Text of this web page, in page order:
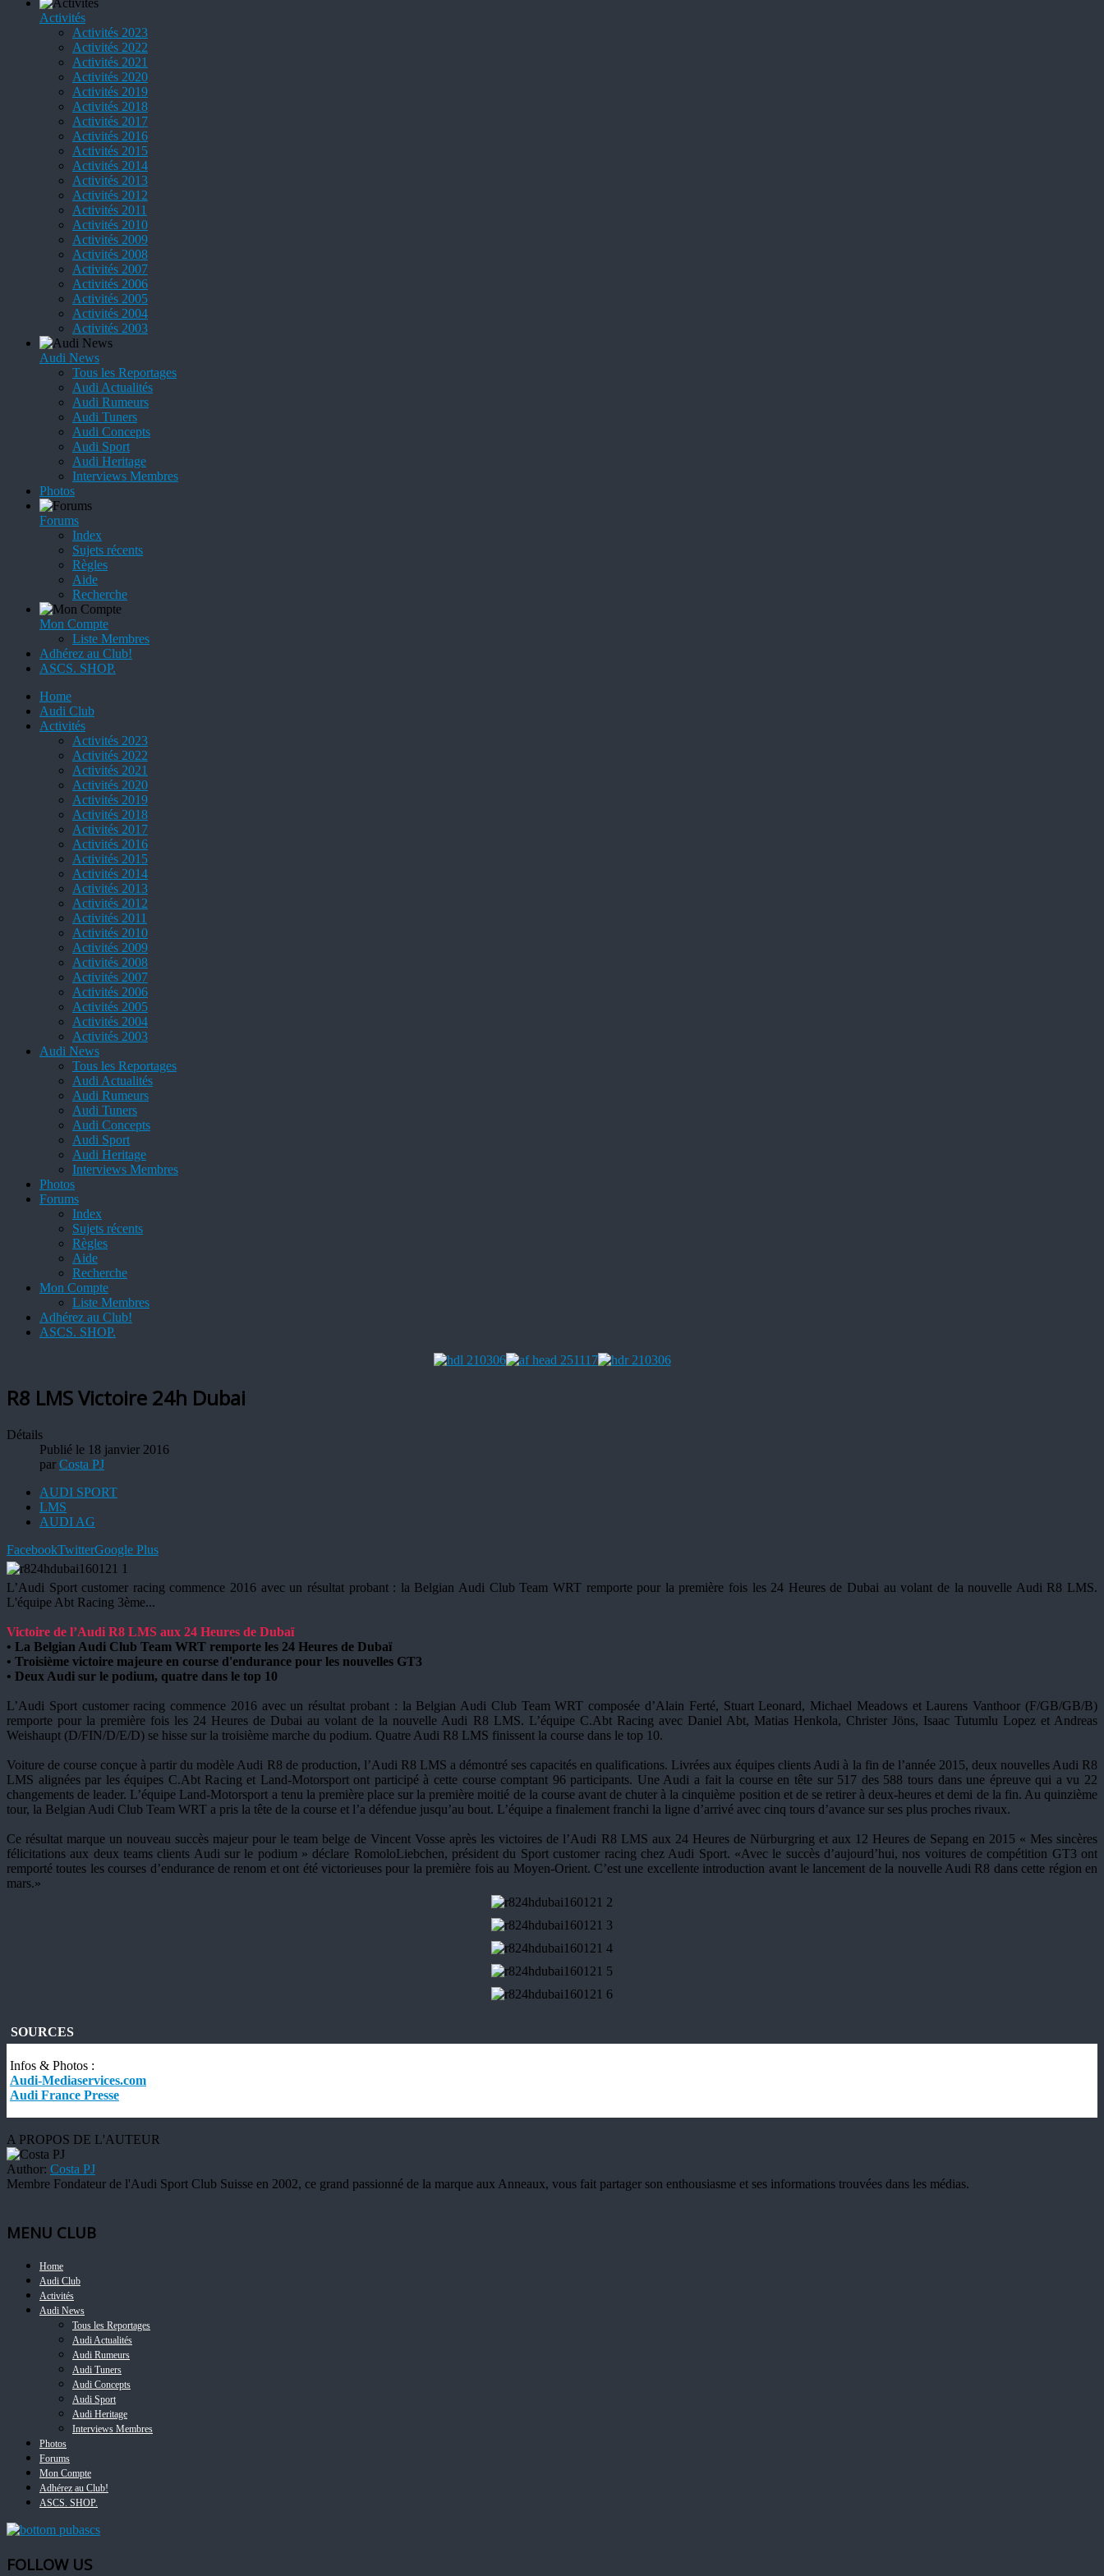
Activités
Activités 2023
Activités 2022
Activités 2021
Activités 2020
Activités 2019
Activités 2018
Activités 2017
Activités 2016
Activités 2015
Activités 2014
Activités 2013
Activités 2012
Activités 2011
Activités 2010
Activités 2009
Activités 2008
Activités 2007
Activités 2006
Activités 2005
Activités 2004
Activités 2003
Audi News
Tous les Reportages
Audi Actualités
Audi Rumeurs
Audi Tuners
Audi Concepts
Audi Sport
Audi Heritage
Interviews Membres
Photos
Forums
Index
Sujets récents
Règles
Aide
Recherche
Mon Compte
Liste Membres
Adhérez au Club!
ASCS. SHOP.
Home
Audi Club
Activités
Activités 2023
Activités 2022
Activités 2021
Activités 2020
Activités 2019
Activités 2018
Activités 2017
Activités 2016
Activités 2015
Activités 2014
Activités 2013
Activités 2012
Activités 2011
Activités 2010
Activités 2009
Activités 2008
Activités 2007
Activités 2006
Activités 2005
Activités 2004
Activités 2003
Audi News
Tous les Reportages
Audi Actualités
Audi Rumeurs
Audi Tuners
Audi Concepts
Audi Sport
Audi Heritage
Interviews Membres
Photos
Forums
Index
Sujets récents
Règles
Aide
Recherche
Mon Compte
Liste Membres
Adhérez au Club!
ASCS. SHOP.
R8 LMS Victoire 24h Dubai
Détails
Publié le 18 janvier 2016
par Costa PJ
AUDI SPORT
LMS
AUDI AG
FacebookTwitterGoogle Plus
L’Audi Sport customer racing commence 2016 avec un résultat probant : la Belgian Audi Club Team WRT remporte pour la première fois les 24 Heures de Dubai au volant de la nouvelle Audi R8 LMS.
L'équipe Abt Racing 3ème...
Victoire de l’Audi R8 LMS aux 24 Heures de Dubaï
• La Belgian Audi Club Team WRT remporte les 24 Heures de Dubaï
• Troisième victoire majeure en course d'endurance pour les nouvelles GT3
• Deux Audi sur le podium, quatre dans le top 10
L’Audi Sport customer racing commence 2016 avec un résultat probant : la Belgian Audi Club Team WRT composée d’Alain Ferté, Stuart Leonard, Michael Meadows et Laurens Vanthoor (F/GB/GB/B)
remporte pour la première fois les 24 Heures de Dubai au volant de la nouvelle Audi R8 LMS. L’équipe C.Abt Racing avec Daniel Abt, Matias Henkola, Christer Jöns, Isaac Tutumlu Lopez et Andreas
Weishaupt (D/FIN/D/E/D) se hisse sur la troisième marche du podium. Quatre Audi R8 LMS finissent la course dans le top 10.
Voiture de course conçue à partir du modèle Audi R8 de production, l’Audi R8 LMS a démontré ses capacités en qualifications. Livrées aux équipes clients Audi à la fin de l’année 2015, deux nouvelles Audi R8
LMS alignées par les équipes C.Abt Racing et Land-Motorsport ont participé à cette course comptant 96 participants. Une Audi a fait la course en tête sur 517 des 588 tours dans une épreuve qui a vu 22
changements de leader. L’équipe Land-Motorsport a tenu la première place sur la première moitié de la course avant de chuter à la cinquième position et de se retirer à deux-heures et demi de la fin. Au quinzième
tour, la Belgian Audi Club Team WRT a pris la tête de la course et l’a défendue jusqu’au bout. L’équipe a finalement franchi la ligne d’arrivé avec cinq tours d’avance sur ses plus proches rivaux.
Ce résultat marque un nouveau succès majeur pour le team belge de Vincent Vosse après les victoires de l’Audi R8 LMS aux 24 Heures de Nürburgring et aux 12 Heures de Sepang en 2015 « Mes sincères
félicitations aux deux teams clients Audi sur le podium » déclare RomoloLiebchen, président du Sport customer racing chez Audi Sport. «Avec le succès d’aujourd’hui, nos voitures de compétition GT3 ont
remporté toutes les courses d’endurance de renom et ont été victorieuses pour la première fois au Moyen-Orient. C’est une excellente introduction avant le lancement de la nouvelle Audi R8 dans cette région en
mars.»
SOURCES
Infos & Photos :
Audi-Mediaservices.com
Audi France Presse
A PROPOS DE L'AUTEUR
Author: Costa PJ
Membre Fondateur de l'Audi Sport Club Suisse en 2002, ce grand passionné de la marque aux Anneaux, vous fait partager son enthousiasme et ses informations trouvées dans les médias.
MENU CLUB
Home
Audi Club
Activités
Audi News
Tous les Reportages
Audi Actualités
Audi Rumeurs
Audi Tuners
Audi Concepts
Audi Sport
Audi Heritage
Interviews Membres
Photos
Forums
Mon Compte
Adhérez au Club!
ASCS. SHOP.
FOLLOW US